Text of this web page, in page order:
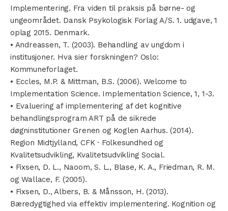
Implementering. Fra viden til praksis på børne- og
ungeområdet. Dansk Psykologisk Forlag A/S. 1. udgave, 1
oplag 2015. Denmark.
• Andreassen, T. (2003). Behandling av ungdom i
institusjoner. Hva sier forskningen? Oslo:
Kommuneforlaget.
• Eccles, M.P. & Mittman, B.S. (2006). Welcome to
Implementation Science. Implementation Science, 1, 1-3.
• Evaluering af implementering af det kognitive
behandlingsprogram ART på de sikrede
døgninstitutioner Grenen og Koglen Aarhus. (2014).
Region Midtjylland, CFK · Folkesundhed og
Kvalitetsudvikling, Kvalitetsudvikling Social.
• Fixsen, D. L., Naoom, S. L., Blase, K. A., Friedman, R. M.
og Wallace, F. (2005).
• Fixsen, D., Albers, B. & Månsson, H. (2013).
Bæredygtighed via effektiv implementering. Kognition og